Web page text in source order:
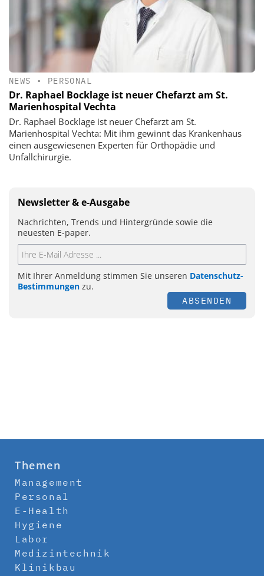
NEWS • PERSONAL
Dr. Raphael Bocklage ist neuer Chefarzt am St.
Marienhospital Vechta
Dr. Raphael Bocklage ist neuer Chefarzt am St.
Marienhospital Vechta: Mit ihm gewinnt das Krankenhaus
einen ausgewiesenen Experten für Orthopädie und
Unfallchirurgie.
Newsletter & e-Ausgabe
Nachrichten, Trends und Hintergründe sowie die
neuesten E-paper.
Mit Ihrer Anmeldung stimmen Sie unseren Datenschutz-
Bestimmungen zu.
ABSENDEN
Themen
Management
Personal
E-Health
Hygiene
Labor
Medizintechnik
Klinikbau